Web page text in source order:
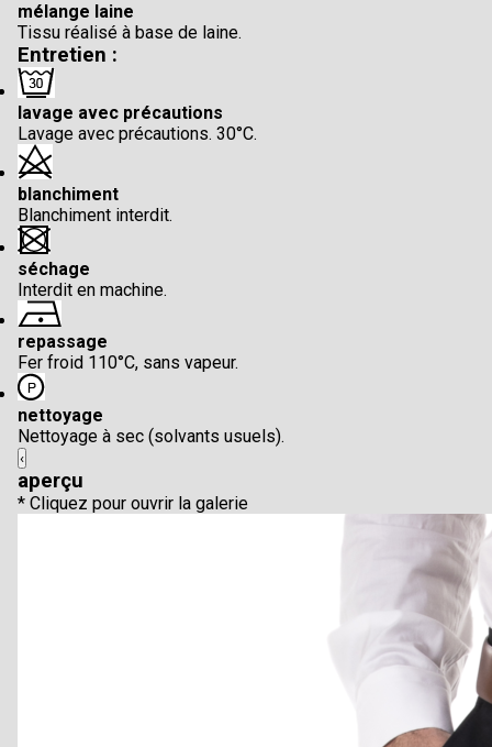
mélange laine
Tissu réalisé à base de laine.
Entretien :
lavage avec précautions
Lavage avec précautions. 30°C.
blanchiment
Blanchiment interdit.
séchage
Interdit en machine.
repassage
Fer froid 110°C, sans vapeur.
nettoyage
Nettoyage à sec (solvants usuels).
‹
aperçu
* Cliquez pour ouvrir la galerie